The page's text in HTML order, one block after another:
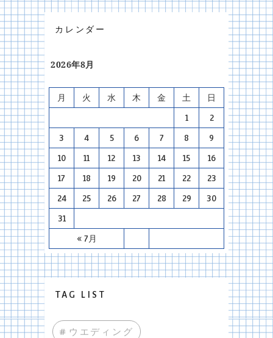
カレンダー
2026年8月
月 火 水 木 金 土 日
« 7月
1 2
3 4 5 6 7 8 9
10 11 12 13 14 15 16
17 18 19 20 21 22 23
24 25 26 27 28 29 30
31
TAG LIST
#ウエディング